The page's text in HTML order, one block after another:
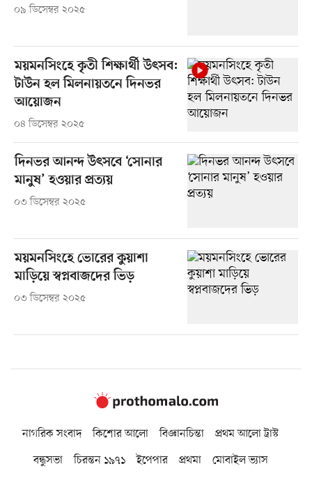
০৯ ডিসেম্বর ২০২৫
ময়মনসিংহে কৃতী শিক্ষার্থী উৎসব:
টাউন হল মিলনায়তনে দিনভর
আয়োজন
০৪ ডিসেম্বর ২০২৫
দিনভর আনন্দ উৎসবে ‘সোনার
মানুষ’ হওয়ার প্রত্যয়
০৩ ডিসেম্বর ২০২৫
ময়মনসিংহে ভোরের কুয়াশা
মাড়িয়ে স্বপ্নবাজদের ভিড়
০৩ ডিসেম্বর ২০২৫
নাগরিক সংবাদ কিশোর আলো বিজ্ঞানচিন্তা
প্রথম আলো ট্রাস্ট
বন্ধুসভা
চিরন্তন ১৯৭১ ইপেপার প্রথমা মোবাইল ভ্যাস